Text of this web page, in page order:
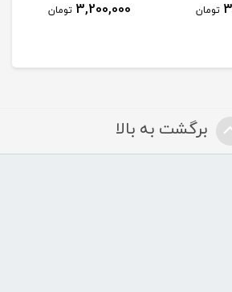
تومان 3,200,000 تومان
برگشت به بالا